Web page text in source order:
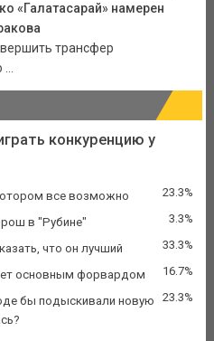
«Галатасарай» намерен
трансфер
...
конкуренцию у
все возможно 23.3%
в "Рубине" 3.3%
что он лучший 33.3%
основным форвардом 16.7%
бы подыскивали новую
23.3%